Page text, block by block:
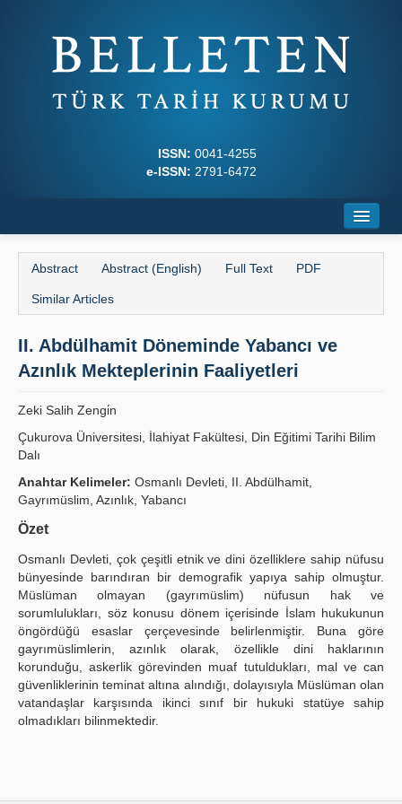
ISSN: 0041-4255
e-ISSN: 2791-6472
Journal Boards
Writing Rules
Guidelines
Contact Us
Abstract Abstract (English) Full Text PDF
Similar Articles
II. Abdülhamit Döneminde Yabancı ve
Azınlık Mekteplerinin Faaliyetleri
Zeki Salih Zengi̇n
Çukurova Üniversitesi, İlahiyat Fakültesi, Din Eğitimi Tarihi Bilim
Dalı
Anahtar Kelimeler: Osmanlı Devleti, II. Abdülhamit,
Gayrımüslim, Azınlık, Yabancı
Özet
Osmanlı Devleti, çok çeşitli etnik ve dini özelliklere sahip nüfusu
bünyesinde barındıran bir demografik yapıya sahip olmuştur.
Müslüman olmayan (gayrımüslim) nüfusun hak ve
sorumlulukları, söz konusu dönem içerisinde İslam hukukunun
öngördüğü esaslar çerçevesinde belirlenmiştir. Buna göre
gayrımüslimlerin, azınlık olarak, özellikle dini haklarının
korunduğu, askerlik görevinden muaf tutuldukları, mal ve can
güvenliklerinin teminat altına alındığı, dolayısıyla Müslüman olan
vatandaşlar karşısında ikinci sınıf bir hukuki statüye sahip
olmadıkları bilinmektedir.